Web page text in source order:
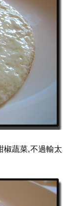
椒蔬菜,不過輸太